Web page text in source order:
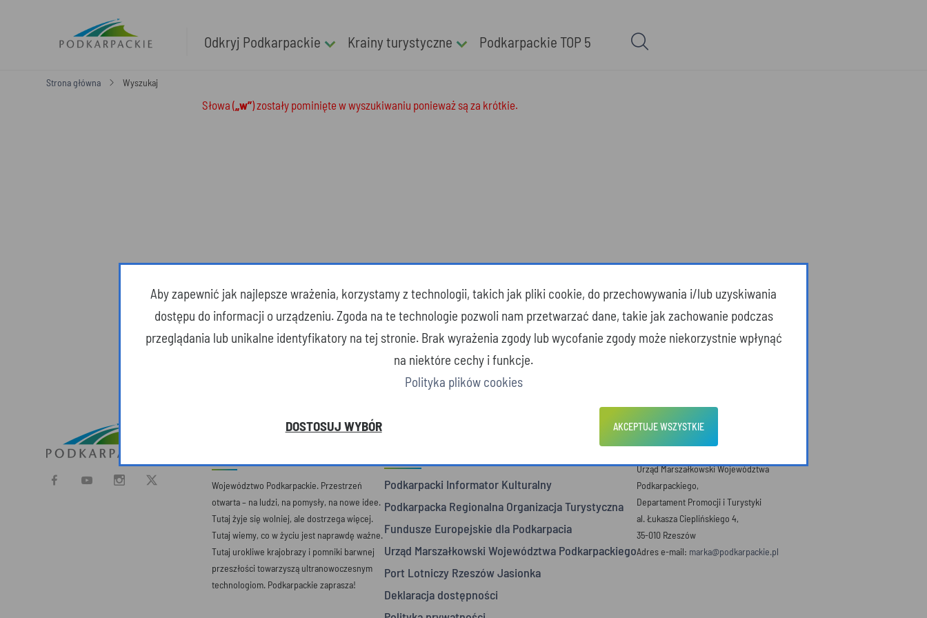
Odkryj Podkarpackie Krainy turystyczne Podkarpackie TOP 5
Strona główna Wyszukaj
Słowa („w”) zostały pominięte w wyszukiwaniu ponieważ są za krótkie.
Województwo Podkarpackie. Przestrzeń
otwarta – na ludzi, na pomysły, na nowe idee.
Tutaj żyje się wolniej, ale dostrzega więcej.
Tutaj wiemy, co w życiu jest naprawdę ważne.
Tutaj urokliwe krajobrazy i pomniki barwnej
przeszłości towarzyszą ultranowoczesnym
technologiom. Podkarpackie zaprasza!
Podkarpacki Informator Kulturalny
Podkarpacka Regionalna Organizacja Turystyczna
Fundusze Europejskie dla Podkarpacia
Urząd Marszałkowski Województwa Podkarpackiego
Port Lotniczy Rzeszów Jasionka
Deklaracja dostępności
Urząd Marszałkowski Województwa
Podkarpackiego,
Departament Promocji i Turystyki
al. Łukasza Cieplińskiego 4,
35-010 Rzeszów
Adres e-mail: marka@podkarpackie.pl
Aby zapewnić jak najlepsze wrażenia, korzystamy z technologii, takich jak pliki cookie, do przechowywania i/lub uzyskiwania
dostępu do informacji o urządzeniu. Zgoda na te technologie pozwoli nam przetwarzać dane, takie jak zachowanie podczas
przeglądania lub unikalne identyfikatory na tej stronie. Brak wyrażenia zgody lub wycofanie zgody może niekorzystnie wpłynąć
na niektóre cechy i funkcje.
Polityka plików cookies
DOSTOSUJ WYBÓR AKCEPTUJE WSZYSTKIE